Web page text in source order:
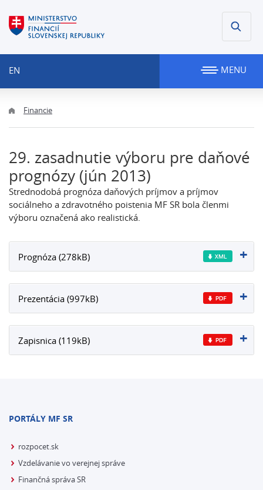
EN MENU
Financie
29. zasadnutie výboru pre daňové
prognózy (jún 2013)
Strednodobá prognóza daňových príjmov a príjmov
sociálneho a zdravotného poistenia MF SR bola členmi
výboru označená ako realistická.
Prognóza (278kB)
Prezentácia (997kB)
Zapisnica (119kB)
PORTÁLY MF SR
rozpocet.sk
Vzdelávanie vo verejnej správe
Finančná správa SR